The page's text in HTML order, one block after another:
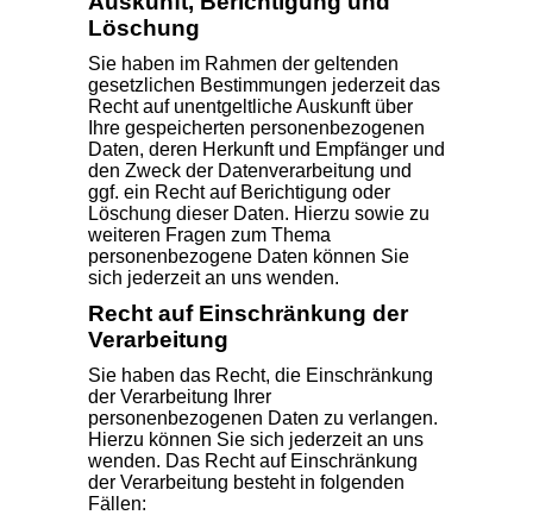
Löschung
Sie haben im Rahmen der geltenden
gesetzlichen Bestimmungen jederzeit das
Recht auf unentgeltliche Auskunft über
Ihre gespeicherten personenbezogenen
Daten, deren Herkunft und Empfänger und
den Zweck der Datenverarbeitung und
ggf. ein Recht auf Berichtigung oder
Löschung dieser Daten. Hierzu sowie zu
weiteren Fragen zum Thema
personenbezogene Daten können Sie
sich jederzeit an uns wenden.
Recht auf Einschränkung der
Verarbeitung
Sie haben das Recht, die Einschränkung
der Verarbeitung Ihrer
personenbezogenen Daten zu verlangen.
Hierzu können Sie sich jederzeit an uns
wenden. Das Recht auf Einschränkung
der Verarbeitung besteht in folgenden
Fällen: